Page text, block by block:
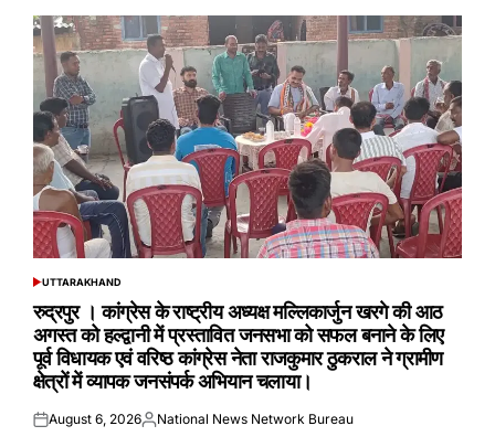
POSTED
UTTARAKHAND
रुद्रपुर । कांग्रेस के राष्ट्रीय अध्यक्ष मल्लिकार्जुन खरगे की आठ
अगस्त को हल्द्वानी में प्रस्तावित जनसभा को सफल बनाने के लिए
पूर्व विधायक एवं वरिष्ठ कांग्रेस नेता राजकुमार ठुकराल ने ग्रामीण
क्षेत्रों में व्यापक जनसंपर्क अभियान चलाया।
Posted
August 6, 2026Posted
National News Network Bureau